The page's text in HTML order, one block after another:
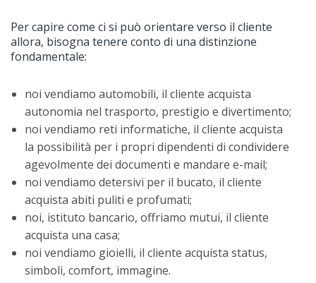
Per capire come ci si può orientare verso il cliente
allora, bisogna tenere conto di una distinzione
fondamentale:
noi vendiamo automobili, il cliente acquista
autonomia nel trasporto, prestigio e divertimento;
noi vendiamo reti informatiche, il cliente acquista
la possibilità per i propri dipendenti di condividere
agevolmente dei documenti e mandare e-mail;
noi vendiamo detersivi per il bucato, il cliente
acquista abiti puliti e profumati;
noi, istituto bancario, offriamo mutui, il cliente
acquista una casa;
noi vendiamo gioielli, il cliente acquista status,
simboli, comfort, immagine.